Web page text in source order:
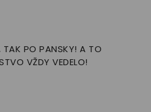
TAK PO PANSKY! A TO
VŽDY VEDELO!